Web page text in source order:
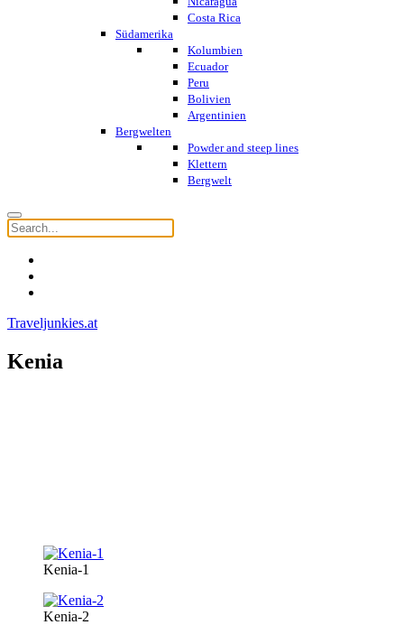
Costa Rica
Südamerika
Kolumbien
Ecuador
Peru
Bolivien
Argentinien
Bergwelten
Powder and steep lines
Klettern
Bergwelt
Traveljunkies.at
Kenia
Kenia-1
Kenia-2